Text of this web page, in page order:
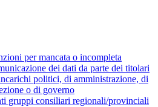
per mancata o incompleta
dei dati da parte dei titolari
politici, di amministrazione, di
o di governo
gruppi consiliari regionali/provinciali